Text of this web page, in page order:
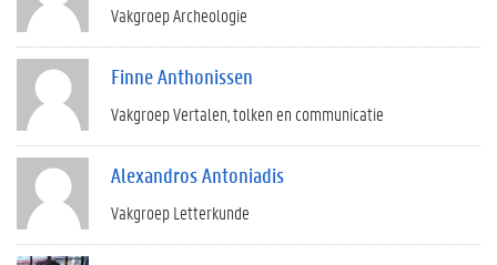
Vakgroep Archeologie
Finne Anthonissen
Vakgroep Vertalen, tolken en communicatie
Alexandros Antoniadis
Vakgroep Letterkunde